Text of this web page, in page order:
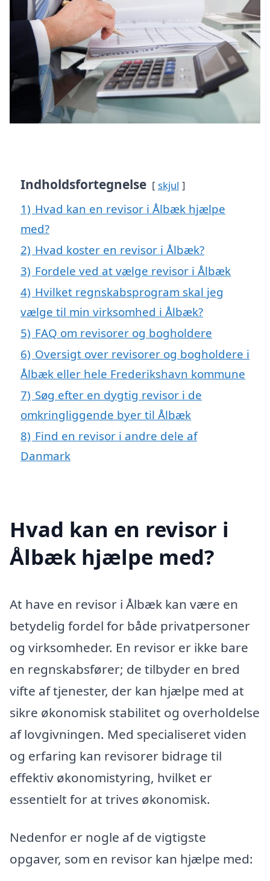
Indholdsfortegnelse skjul
1) Hvad kan en revisor i Ålbæk hjælpe
med?
2) Hvad koster en revisor i Ålbæk?
3) Fordele ved at vælge revisor i Ålbæk
4) Hvilket regnskabsprogram skal jeg
vælge til min virksomhed i Ålbæk?
5) FAQ om revisorer og bogholdere
6) Oversigt over revisorer og bogholdere i
Ålbæk eller hele Frederikshavn kommune
7) Søg efter en dygtig revisor i de
omkringliggende byer til Ålbæk
8) Find en revisor i andre dele af
Danmark
Hvad kan en revisor i
Ålbæk hjælpe med?
At have en revisor i Ålbæk kan være en
betydelig fordel for både privatpersoner
og virksomheder. En revisor er ikke bare
en regnskabsfører; de tilbyder en bred
vifte af tjenester, der kan hjælpe med at
sikre økonomisk stabilitet og overholdelse
af lovgivningen. Med specialiseret viden
og erfaring kan revisorer bidrage til
effektiv økonomistyring, hvilket er
essentielt for at trives økonomisk.
Nedenfor er nogle af de vigtigste
opgaver, som en revisor kan hjælpe med: